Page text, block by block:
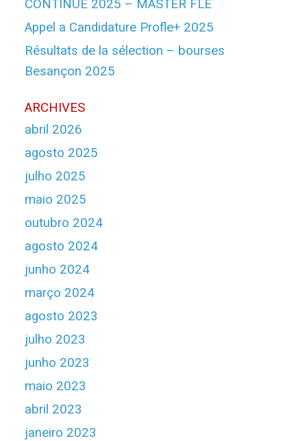
CONTINUE 2025 – MASTER FLE
Appel a Candidature Profle+ 2025
Résultats de la sélection – bourses
Besançon 2025
ARCHIVES
abril 2026
agosto 2025
julho 2025
maio 2025
outubro 2024
agosto 2024
junho 2024
março 2024
agosto 2023
julho 2023
junho 2023
maio 2023
abril 2023
janeiro 2023